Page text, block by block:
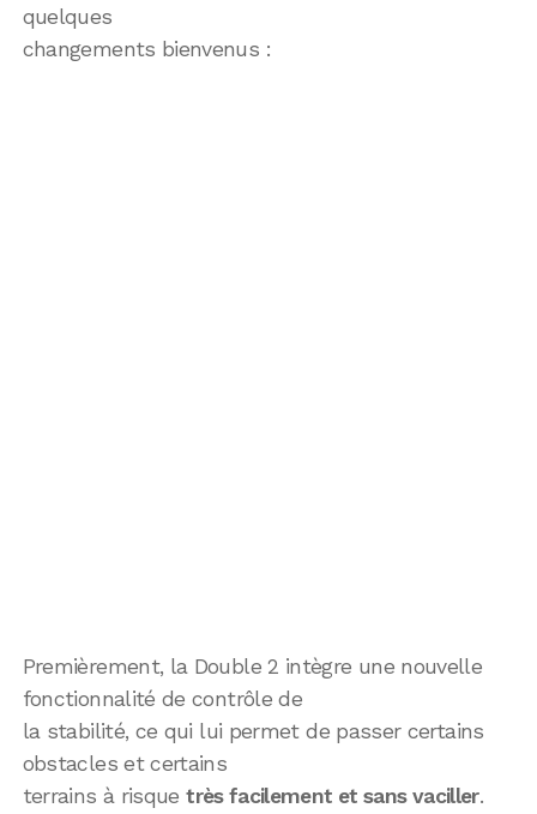
quelques
changements bienvenus :
Premièrement, la Double 2 intègre une nouvelle
fonctionnalité de contrôle de
la stabilité, ce qui lui permet de passer certains
obstacles et certains
terrains à risquetrès facilement et sans vaciller.